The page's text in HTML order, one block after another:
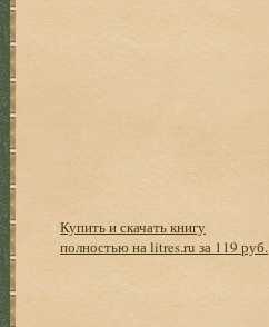
Купить и скачать книгу
полностью на litres.ru за 119 руб.